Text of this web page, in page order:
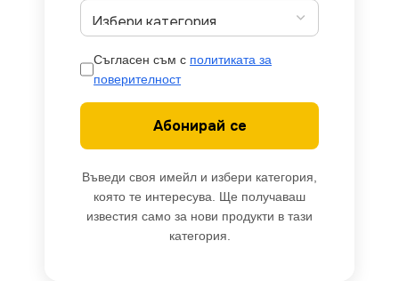
Съгласен съм с политиката за
поверителност
Абонирай се
Въведи своя имейл и избери категория,
която те интересува. Ще получаваш
известия само за нови продукти в тази
категория.